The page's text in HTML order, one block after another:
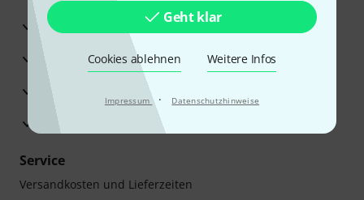
Geht klar
Cookies ablehnen Weitere Infos
Impressum · Datenschutzhinweise
Reparaturservice
Beratung durch Fachexperten
Zufriedenheitsgarantie
Europas größtes Versandlager
Service
Versandkosten und Lieferzeiten